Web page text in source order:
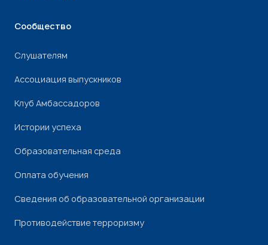
Сообщество
Слушателям
Ассоциация выпускников
Клуб Амбассадоров
Истории успеха
Образовательная среда
Оплата обучения
Сведения об образовательной организации
Противодействие терроризму